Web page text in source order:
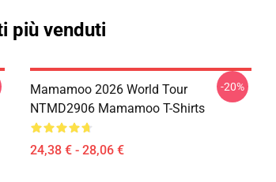
più venduti
Mamamoo 2026 World Tour
NTMD2906 Mamamoo T-Shirts
24,38 € - 28,06 €
-20%